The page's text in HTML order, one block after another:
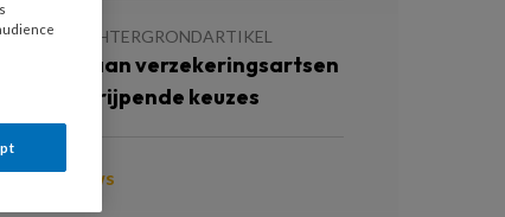
2026 ACHTERGRONDARTIKEL
Tekort aan verzekeringsartsen
om ingrijpende keuzes
nieuws